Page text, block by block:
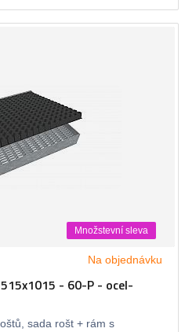
Množstevní sleva
Na objednávku
- 60-P - ocel-
sada rošt + rám s